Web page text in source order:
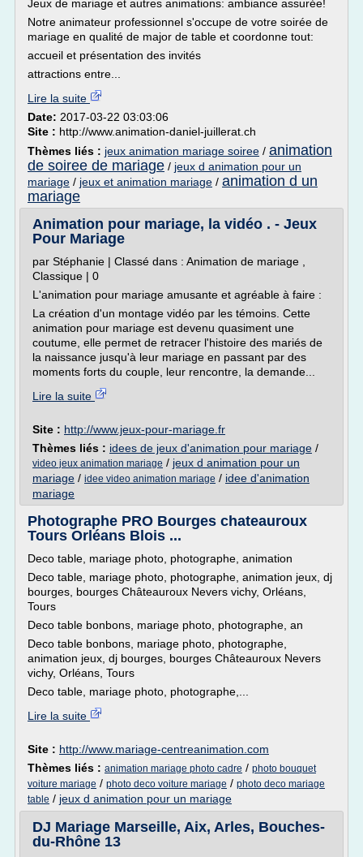
Jeux de mariage et autres animations: ambiance assurée!
Notre animateur professionnel s'occupe de votre soirée de
mariage en qualité de major de table et coordonne tout:
accueil et présentation des invités
attractions entre...
Lire la suite
Date: 2017-03-22 03:03:06
Site : http://www.animation-daniel-juillerat.ch
Thèmes liés : jeux animation mariage soiree / animation
de soiree de mariage / jeux d animation pour un
mariage / jeux et animation mariage / animation d un
mariage
Animation pour mariage, la vidéo . - Jeux
Pour Mariage
par Stéphanie | Classé dans : Animation de mariage ,
Classique | 0
L'animation pour mariage amusante et agréable à faire :
La création d'un montage vidéo par les témoins. Cette
animation pour mariage est devenu quasiment une
coutume, elle permet de retracer l'histoire des mariés de
la naissance jusqu'à leur mariage en passant par des
moments forts du couple, leur rencontre, la demande...
Lire la suite
Site : http://www.jeux-pour-mariage.fr
Thèmes liés : idees de jeux d'animation pour mariage /
video jeux animation mariage / jeux d animation pour un
mariage / idee video animation mariage / idee d'animation
mariage
Photographe PRO Bourges chateauroux
Tours Orléans Blois ...
Deco table, mariage photo, photographe, animation
Deco table, mariage photo, photographe, animation jeux, dj
bourges, bourges Châteauroux Nevers vichy, Orléans,
Tours
Deco table bonbons, mariage photo, photographe, an
Deco table bonbons, mariage photo, photographe,
animation jeux, dj bourges, bourges Châteauroux Nevers
vichy, Orléans, Tours
Deco table, mariage photo, photographe,...
Lire la suite
Site : http://www.mariage-centreanimation.com
Thèmes liés : animation mariage photo cadre / photo bouquet
voiture mariage / photo deco voiture mariage / photo deco mariage
table / jeux d animation pour un mariage
DJ Mariage Marseille, Aix, Arles, Bouches-
du-Rhône 13